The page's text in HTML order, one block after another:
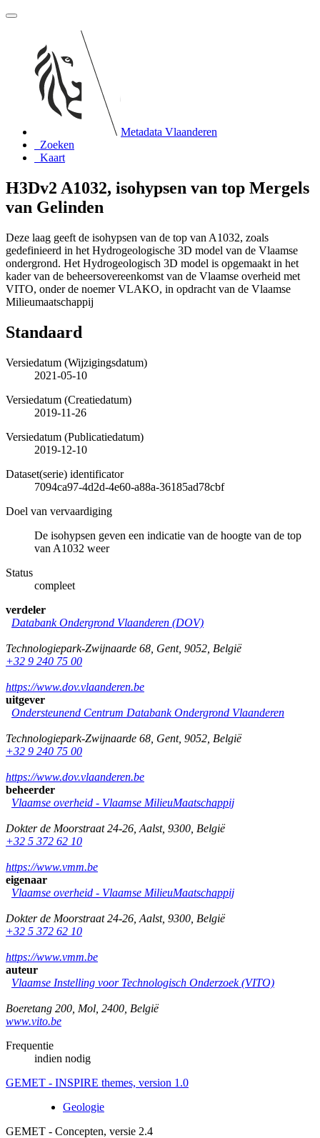
Metadata Vlaanderen
Zoeken
Kaart
H3Dv2 A1032, isohypsen van top Mergels
van Gelinden
Deze laag geeft de isohypsen van de top van A1032, zoals
gedefinieerd in het Hydrogeologische 3D model van de Vlaamse
ondergrond. Het Hydrogeologisch 3D model is opgemaakt in het
kader van de beheersovereenkomst van de Vlaamse overheid met
VITO, onder de noemer VLAKO, in opdracht van de Vlaamse
Milieumaatschappij
Standaard
Versiedatum (Wijzigingsdatum)
2021-05-10
Versiedatum (Creatiedatum)
2019-11-26
Versiedatum (Publicatiedatum)
2019-12-10
Dataset(serie) identificator
7094ca97-4d2d-4e60-a88a-36185ad78cbf
Doel van vervaardiging
De isohypsen geven een indicatie van de hoogte van de top
van A1032 weer
Status
compleet
verdeler
Databank Ondergrond Vlaanderen (DOV)
Technologiepark-Zwijnaarde 68 Gent, 9052 België
+32 9 240 75 00
https://www.dov.vlaanderen.be
uitgever
Ondersteunend Centrum Databank Ondergrond Vlaanderen
Technologiepark-Zwijnaarde 68 Gent, 9052 België
+32 9 240 75 00
https://www.dov.vlaanderen.be
beheerder
Vlaamse overheid - Vlaamse MilieuMaatschappij
Dokter de Moorstraat 24-26 Aalst, 9300 België
+32 5 372 62 10
https://www.vmm.be
eigenaar
Vlaamse overheid - Vlaamse MilieuMaatschappij
Dokter de Moorstraat 24-26 Aalst, 9300 België
+32 5 372 62 10
https://www.vmm.be
auteur
Vlaamse Instelling voor Technologisch Onderzoek (VITO)
Boeretang 200 Mol 2400 België
www.vito.be
Frequentie
indien nodig
GEMET - INSPIRE themes, version 1.0
Geologie
GEMET - Concepten, versie 2.4